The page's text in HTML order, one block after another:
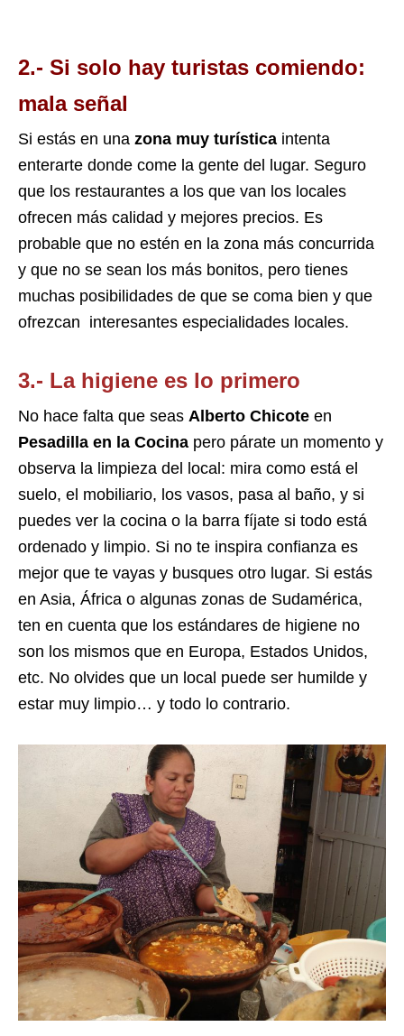
2.- Si solo hay turistas comiendo:
mala señal
Si estás en una zona muy turística intenta
enterarte donde come la gente del lugar. Seguro
que los restaurantes a los que van los locales
ofrecen más calidad y mejores precios. Es
probable que no estén en la zona más concurrida
y que no se sean los más bonitos, pero tienes
muchas posibilidades de que se coma bien y que
ofrezcan interesantes especialidades locales.
3.- La higiene es lo primero
No hace falta que seas Alberto Chicote en
Pesadilla en la Cocina pero párate un momento y
observa la limpieza del local: mira como está el
suelo, el mobiliario, los vasos, pasa al baño, y si
puedes ver la cocina o la barra fíjate si todo está
ordenado y limpio. Si no te inspira confianza es
mejor que te vayas y busques otro lugar. Si estás
en Asia, África o algunas zonas de Sudamérica,
ten en cuenta que los estándares de higiene no
son los mismos que en Europa, Estados Unidos,
etc. No olvides que un local puede ser humilde y
estar muy limpio… y todo lo contrario.